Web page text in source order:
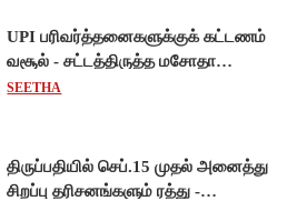
UPI பரிவர்த்தனைகளுக்குக் கட்டணம்
வசூல் - சட்டத்திருத்த மசோதா
நிறைவேற்றம்!
SEETHA
திருப்பதியில் செப்.15 முதல் அனைத்து
சிறப்பு தரிசனங்களும் ரத்து -